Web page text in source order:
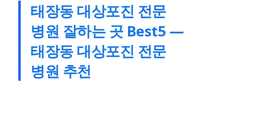
태장동 대상포진 전문
병원 잘하는 곳 Best5 —
태장동 대상포진 전문
병원 추천